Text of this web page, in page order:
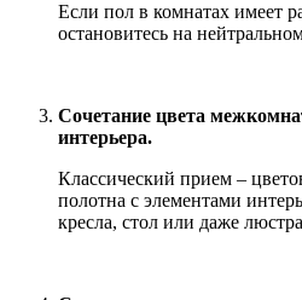
Если пол в комнатах имеет
остановитесь на
Сочетание цвета
интерьера.
Классический прием –
полотна с элементами
кресла, стол или даже